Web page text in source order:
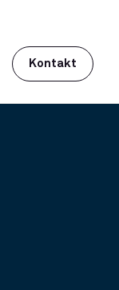
Kontakt